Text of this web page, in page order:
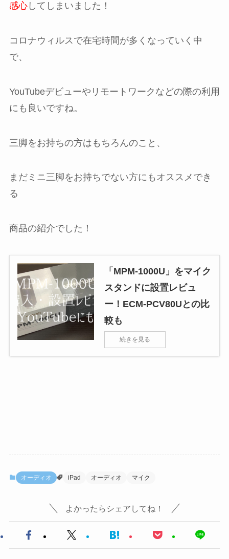
感心してしまいました！
コロナウィルスで在宅時間が多くなっていく中
で、
YouTubeデビューやリモートワークなどの際の利用
にも良いですね。
三脚をお持ちの方はもちろんのこと、
まだミニ三脚をお持ちでない方にもオススメでき
る
商品の紹介でした！
「MPM-1000U」をマイク
スタンドに設置レビュ
ー！ECM-PCV80Uとの比
較も
続きを見る
オーディオ iPad オーディオ マイク
よかったらシェアしてね！